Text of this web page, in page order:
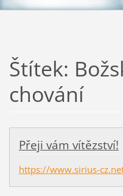
Štítek:
chování
Přeji vám vítězství!
https://www.sirius-